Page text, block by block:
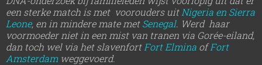
een sterke match is met voorouders uit Nigeria en Sierra
Leone, en in mindere mate metSenegal. Werd haar
voormoeder niet in een mist van tranen via Gorée-eiland,
dan toch wel via het slavenfort Fort Elmina ofFort
Amsterdamweggevoerd.